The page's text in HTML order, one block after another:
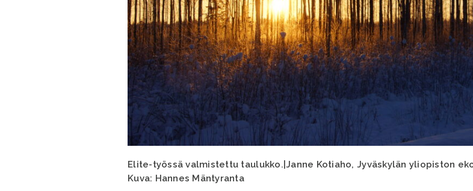
Elite-työssä valmistettu taulukko.|Janne Kotiaho, Jyväskylän yliopiston
Kuva: Hannes Mäntyranta